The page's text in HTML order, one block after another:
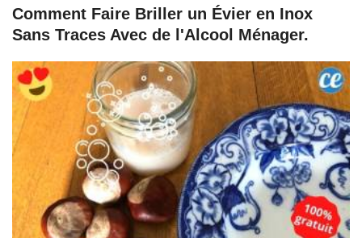
Comment Faire Briller un Évier en Inox
Sans Traces Avec de l'Alcool Ménager.